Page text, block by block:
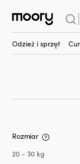
Odzież i sprzęt
Rozmiar
20 - 30 kg